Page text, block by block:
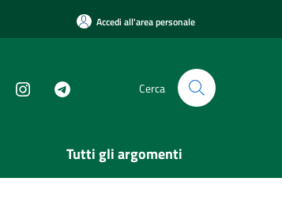
Accedi all'area personale
Cerca
Tutti gli argomenti